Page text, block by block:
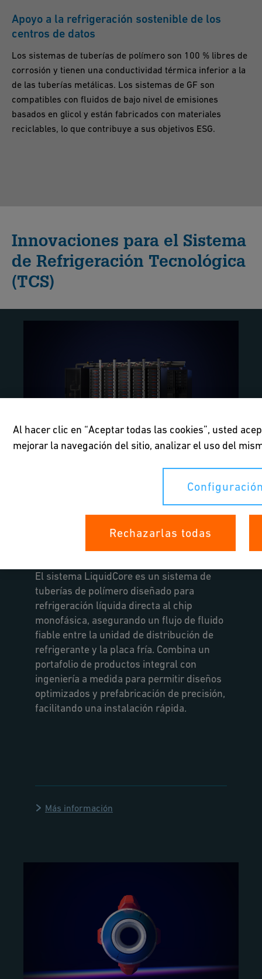
Apoyo a la refrigeración sostenible de los
centros de datos
Los sistemas de tuberías de polímero son 100 % libres de
corrosión y tienen una conductividad térmica inferior a la
de las tuberías metálicas. Los sistemas de GF son
compatibles con fluidos de bajo nivel de emisiones
basados en glicol y están fabricados con materiales
reciclables, lo que contribuye a sus objetivos ESG.
Innovaciones para el Sistema
de Refrigeración Tecnológica
(TCS)
Máxima fiabilidad para el núcleo
del sistema
El sistema LiquidCore es un sistema de
tuberías de polímero diseñado para
refrigeración líquida directa al chip
monofásica, asegurando un flujo de fluido
fiable entre la unidad de distribución de
refrigerante y la placa fría. Combina un
portafolio de productos integral con
ingeniería a medida para permitir diseños
optimizados y prefabricación de precisión,
facilitando una instalación rápida.
Más información
Al hacer clic en “Aceptar todas las cookies”, usted
mejorar la navegación del sitio, analizar el uso del
Rechazarlas todas